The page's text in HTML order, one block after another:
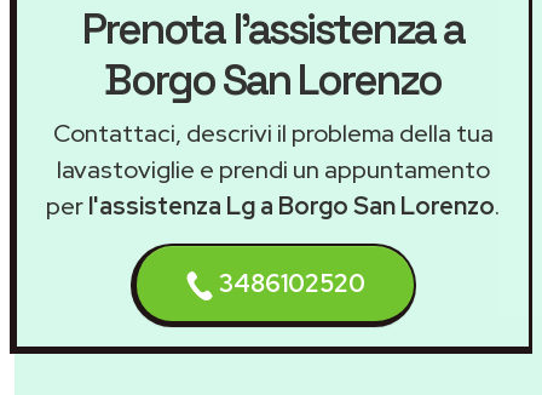
Prenota l'assistenza a
Borgo San Lorenzo
Contattaci, descrivi il problema della tua
lavastoviglie e prendi un appuntamento
perl'assistenza Lg a Borgo San Lorenzo.
3486102520